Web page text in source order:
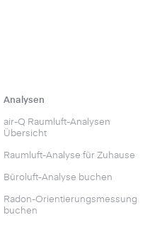
Analysen
air-Q Raumluft-Analysen
Übersicht
Raumluft-Analyse für Zuhause
Büroluft-Analyse buchen
Radon-Orientierungs­messung
buchen